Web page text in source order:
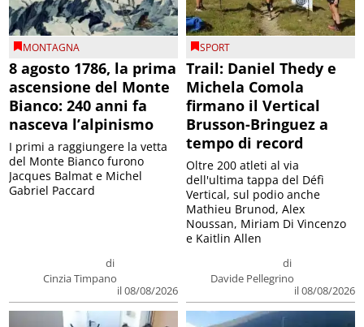
MONTAGNA
8 agosto 1786, la prima
ascensione del Monte
Bianco: 240 anni fa
nasceva l’alpinismo
di
Cinzia Timpano
il 08/08/2026
I primi a raggiungere la vetta
del Monte Bianco furono
Jacques Balmat e Michel
Gabriel Paccard
SPORT
Trail: Daniel Thedy e
Michela Comola
firmano il Vertical
Brusson-Bringuez a
tempo di record
di
Davide Pellegrino
il 08/08/2026
Oltre 200 atleti al via
dell'ultima tappa del Défì
Vertical, sul podio anche
Mathieu Brunod, Alex
Noussan, Miriam Di Vincenzo
e Kaitlin Allen